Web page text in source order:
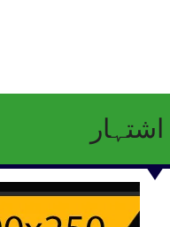
اشتہار